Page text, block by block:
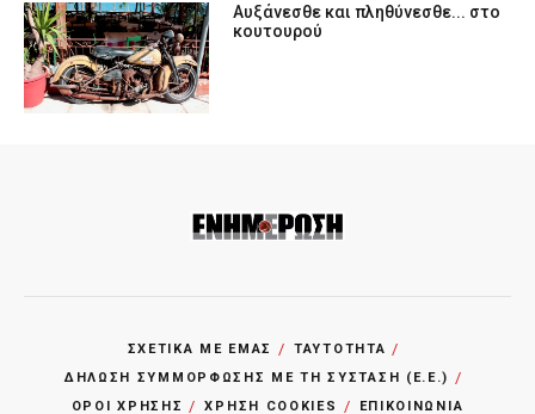
Αυξάνεσθε και πληθύνεσθε... στο
κουτουρού
ΣΧΕΤΙΚΑ ΜΕ ΕΜΑΣ
ΤΑΥΤΟΤΗΤΑ
ΔΗΛΩΣΗ ΣΥΜΜΟΡΦΩΣΗΣ ΜΕ ΤΗ ΣΥΣΤΑΣΗ (Ε.Ε.)
ΌΡΟΙ ΧΡΗΣΗΣ
ΧΡΗΣΗ COOKIES ΕΠΙΚΟΙΝΩΝΙΑ